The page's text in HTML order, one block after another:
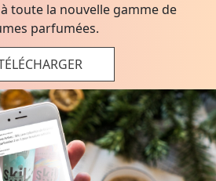
toute la nouvelle gamme de
parfumées.